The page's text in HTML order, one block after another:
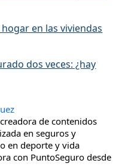
en las viviendas
dos veces: ¿hay
de contenidos
en seguros y
en deporte y vida
con PuntoSeguro desde